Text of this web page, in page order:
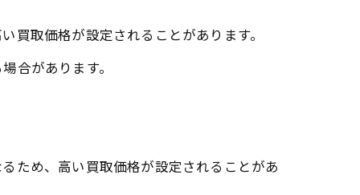
買取価格が設定されることがあります。
合があります。
ため、高い買取価格が設定されることがあ